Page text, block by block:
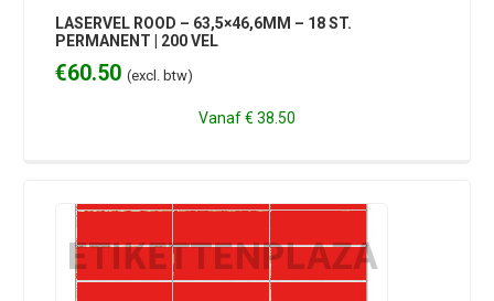
LASERVEL ROOD – 63,5×46,6MM – 18 ST.
PERMANENT | 200 VEL
€60.50 (excl. btw)
Vanaf€ 38.50